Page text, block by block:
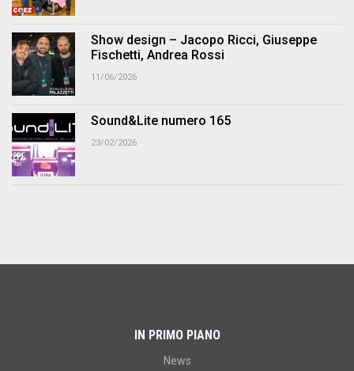
Show design – Jacopo Ricci, Giuseppe
Fischetti, Andrea Rossi
11/06/2026
Sound&Lite numero 165
23/02/2026
IN PRIMO PIANO
News